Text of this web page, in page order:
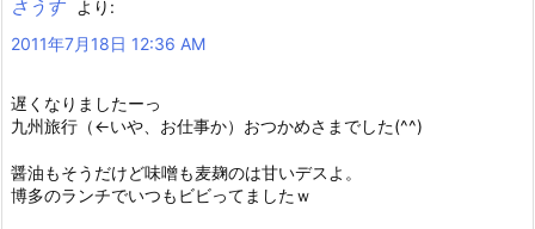
さうす
より:
2011年7月18日 12:36 AM
遅くなりましたーっ
九州旅行（←いや、お仕事か）おつかめさまでした(^^)
醤油もそうだけど味噌も麦麹のは甘いデスよ。
博多のランチでいつもビビってましたｗ